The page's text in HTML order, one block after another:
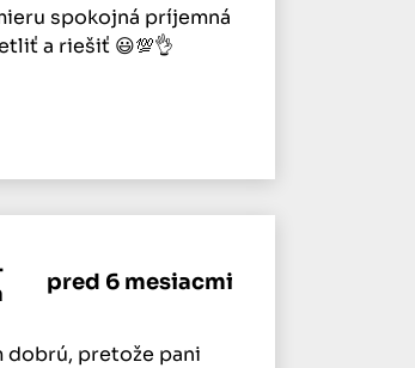
spokojná príjemná
a riešiť 😃💯👌
pred 6 mesiacmi
dobrú, pretože pani